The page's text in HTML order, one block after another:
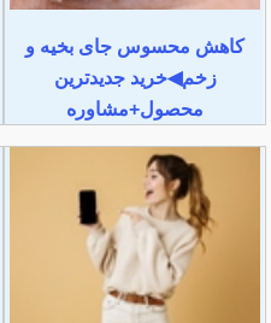
کاهش محسوس جای بخیه و
زخم◀خرید جدیدترین
محصول+مشاوره